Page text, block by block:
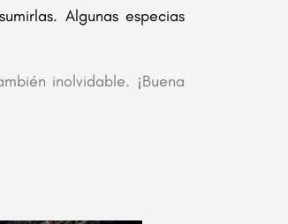
Algunas especias
inolvidable. ¡Buena